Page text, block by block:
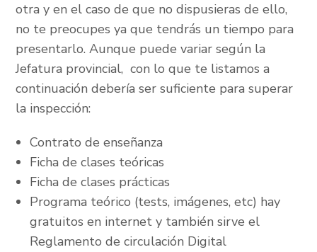
otra y en el caso de que no dispusieras de ello,
no te preocupes ya que tendrás un tiempo para
presentarlo. Aunque puede variar según la
Jefatura provincial, con lo que te listamos a
continuación debería ser suficiente para superar
la inspección:
Contrato de enseñanza
Ficha de clases teóricas
Ficha de clases prácticas
Programa teórico (tests, imágenes, etc) hay
gratuitos en internet y también sirve el
Reglamento de circulación Digital